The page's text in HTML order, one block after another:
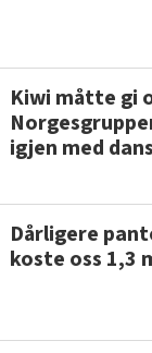
Kiwi måtte gi
igjen med
Dårligere
koste oss 1,3